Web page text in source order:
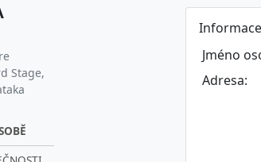
Stage,
Jméno
Adresa: